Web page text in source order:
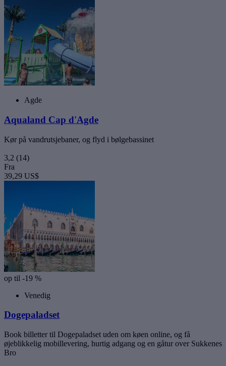
Agde
Aqualand Cap d'Agde
Kør på vandrutsjebaner, og flyd i bølgebassinet
3,2 (14)
Fra
39,29 US$
op til -19 %
Venedig
Dogepaladset
Book billetter til Dogepaladset uden om køen online, og få
øjeblikkelig mobillevering, hurtig adgang og en gåtur over Sukkenes
Bro